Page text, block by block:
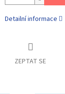
Detailní informace
ZEPTAT SE